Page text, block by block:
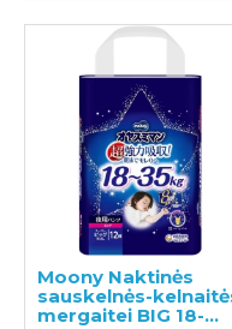
Moony Naktinės
sauskelnės-
mergaitei BIG 18-